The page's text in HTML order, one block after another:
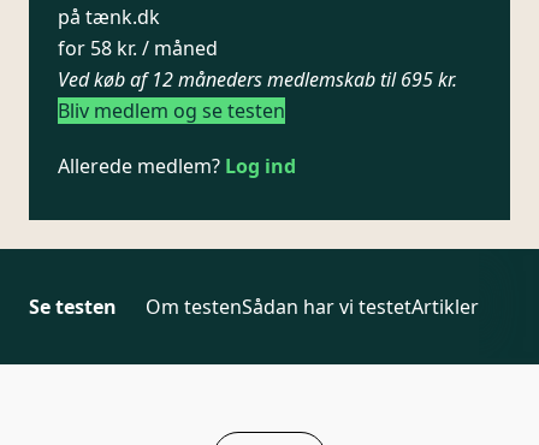
på tænk.dk
for 58 kr. / måned
Ved køb af 12 måneders medlemskab til 695 kr.
Bliv medlem og se testen
Allerede medlem? Log ind
Se testen Om testenSådan har vi testetArtikler